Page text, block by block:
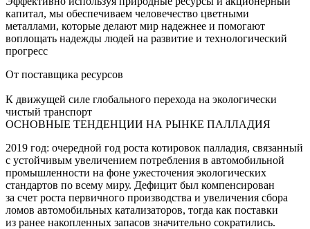
капитал, мы обеспечиваем человечество цветными
металлами, которые делают мир надежнее и помогают
воплощать надежды людей на развитие и технологический
прогресс
От поставщика ресурсов
К движущей силе глобального перехода на экологически
чистый транспорт
ОСНОВНЫЕ ТЕНДЕНЦИИ НА РЫНКЕ ПАЛЛАДИЯ
2019 год: очередной год роста котировок палладия, связанный
с устойчивым увеличением потребления в автомобильной
промышленности на фоне ужесточения экологических
стандартов по всему миру. Дефицит был компенсирован
за счет роста первичного производства и увеличения сбора
ломов автомобильных катализаторов, тогда как поставки
из ранее накопленных запасов значительно сократились.